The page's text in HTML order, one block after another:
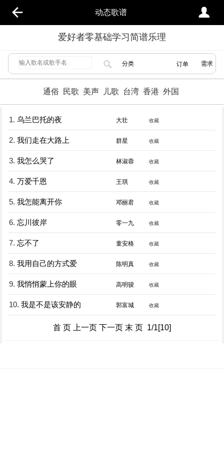
动态歌谱
爱好者零基础学习简谱乐理
分类 需求
订单
通俗 民歌 美声 儿歌 台湾 香港 外国
1. 乌兰巴托的夜 大壮 收藏
2. 我们走在大路上 群星 收藏
3. 我怎么哭了 林淑蓉 收藏
4. 万爱千恩 王琪 收藏
5. 我怎能离开你 邓丽君 收藏
6. 忘川彼岸 零一九 收藏
7. 忘不了 童安格 收藏
8. 我用自己的方式爱 陈明真 收藏
9. 我悄悄蒙上你的眼 高明骏 收藏
10. 我是不是该安静的 郭富城 收藏
首 页 上一页 下一页 末 页 1/1[10]